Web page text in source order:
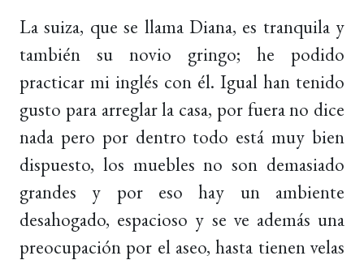
La suiza, que se llama Diana, es tranquila y
también su novio gringo; he podido
practicar mi inglés con él. Igual han tenido
gusto para arreglar la casa, por fuera no dice
nada pero por dentro todo está muy bien
dispuesto, los muebles no son demasiado
grandes y por eso hay un ambiente
desahogado, espacioso y se ve además una
preocupación por el aseo, hasta tienen velas